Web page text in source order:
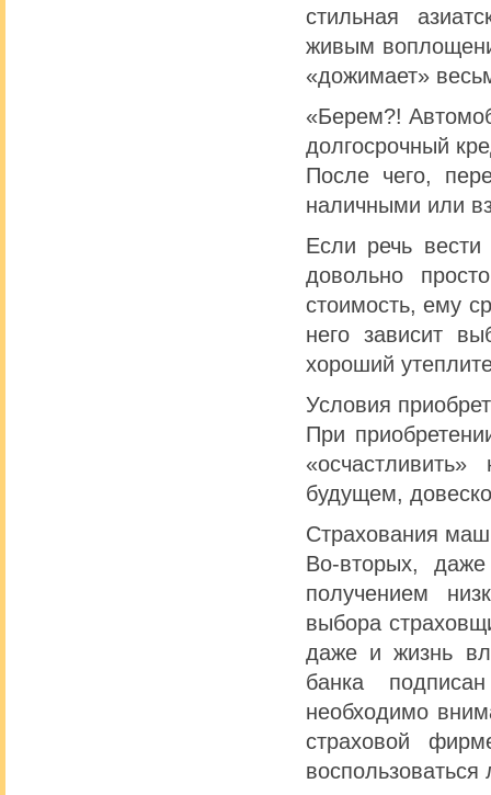
стильная
живым
«дожимает»
«Берем?!
долгосрочный
После чего,
наличными или
Если речь
довольно
стоимость, ему
него зависит
хороший
Условия
При
будущем,
Страхования
Во-вторых,
получением
выбора
даже и жизнь
банка
необходимо
страховой